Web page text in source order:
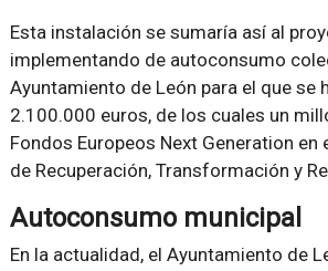
Esta instalación se sumaría así al
implementando de autoconsumo
Ayuntamiento de León para el que se
2.100.000 euros, de los cuales un
Fondos Europeos Next Generation en
de Recuperación, Transformación y
Autoconsumo municipal
En la actualidad, el Ayuntamiento de